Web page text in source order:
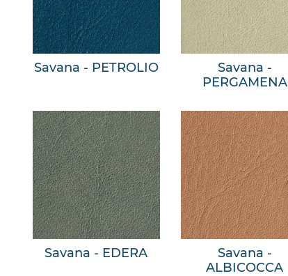
Savana - PETROLIO
Savana -
PERGAMENA
Savana - EDERA
Savana -
ALBICOCCA